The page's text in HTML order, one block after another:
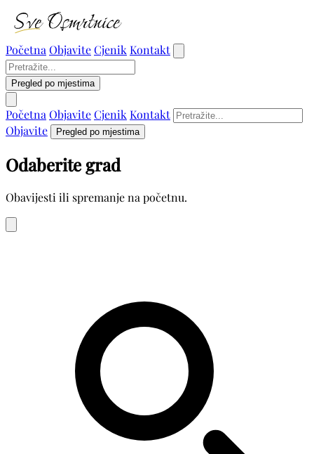
Početna ObjaviteCjenik Kontakt
Pregled po mjestima
Početna ObjaviteCjenik Kontakt
Objavite
Pregled po mjestima
Odaberite grad
Obavijesti ili spremanje na početnu.